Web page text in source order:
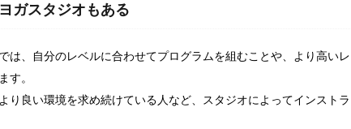
ガスタジオもある
は、自分のレベルに合わせてプログラムを組むことや、より高いレ
す。
り良い環境を求め続けている人など、スタジオによってインストラ